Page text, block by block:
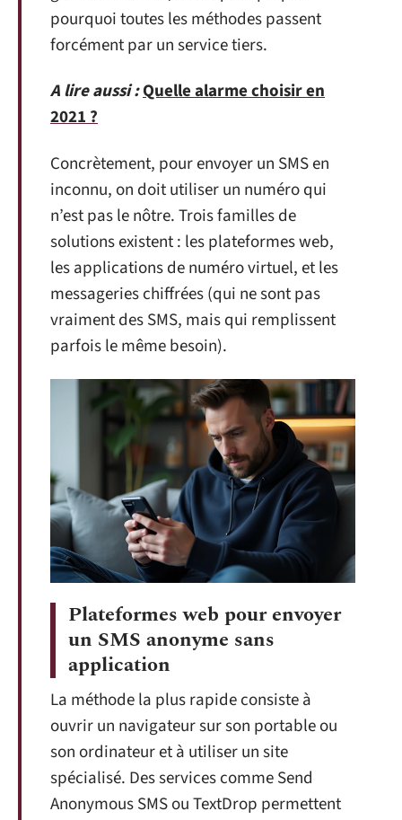
pourquoi toutes les méthodes passent
forcément par un service tiers.
A lire aussi :Quelle alarme choisir en
2021 ?
Concrètement, pour envoyer un SMS en
inconnu, on doit utiliser un numéro qui
n’est pas le nôtre. Trois familles de
solutions existent : les plateformes web,
les applications de numéro virtuel, et les
messageries chiffrées (qui ne sont pas
vraiment des SMS, mais qui remplissent
parfois le même besoin).
Plateformes web pour envoyer
un SMS anonyme sans
application
La méthode la plus rapide consiste à
ouvrir un navigateur sur son portable ou
son ordinateur et à utiliser un site
spécialisé. Des services comme Send
Anonymous SMS ou TextDrop permettent